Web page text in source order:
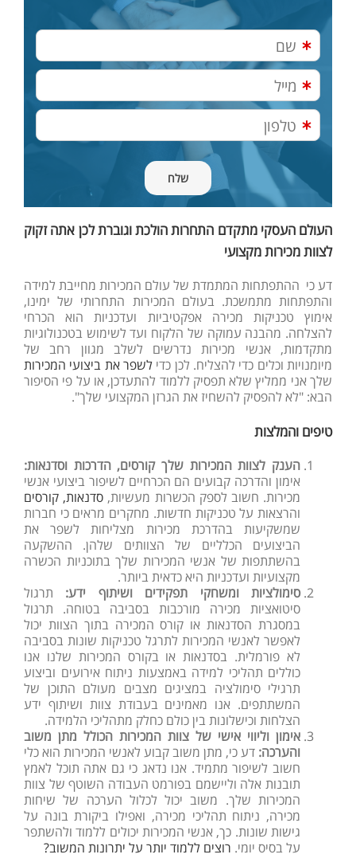
העולם העסקי מתקדם התחרות הולכת וגוברת לכן אתה זקוק
לצוות מכירות מקצועי
דע כי ההתפתחות המתמדת של עולם המכירות מחייבת למידה
והתפתחות מתמשכת. בעולם המכירות התחרותי של ימינו,
אימוץ טכניקות מכירה אפקטיביות ועדכניות הוא הכרחי
להצלחה. מהבנה עמוקה של הלקוח ועד לשימוש בטכנולוגיות
מתקדמות, אנשי מכירות נדרשים לשלב מגוון רחב של
מיומנויות וכלים כדי להצליח. לכן כדי לשפר את ביצועי המכירות
שלך אני ממליץ שלא תפסיק ללמוד להתעדכן, או על פי הסיפור
הבא: "לא להפסיק להשחיז את הגרזן המקצועי שלך".
טיפים והמלצות
הענק לצוות המכירות שלך קורסים, הדרכות וסדנאות:
אימון והדרכה קבועים הם הכרחיים לשיפור ביצועי אנשי
מכירות. חשוב לספק הכשרות מעשיות, סדנאות, קורסים
והרצאות על טכניקות חדשות. מחקרים מראים כי חברות
שמשקיעות בהדרכת מכירות מצליחות לשפר את
הביצועים הכלליים של הצוותים שלהן. ההשקעה
בהשתתפות של אנשי המכירות שלך בתוכניות הכשרה
מקצועיות ועדכניות היא כדאית ביותר.
סימולציות
ומשחקי תפקידים ושיתוף ידע: תרגול
סיטואציות מכירה מורכבות בסביבה בטוחה. תרגול
במסגרת הסדנאות או קורס המכירה בתוך הצוות יכול
לאפשר לאנשי המכירות לתרגל טכניקות שונות בסביבה
לא פורמלית. בסדנאות או בקורס המכירות שלנו אנו
כוללים תהליכי למידה באמצעות ניתוח אירועים וביצוע
תרגילי סימולציה במציגים מצבים מעולם התוכן של
המשתתפים. אנו מאמינים בעבודת צוות ושיתוף ידע
הצלחות וכישלונות בין כולם כחלק מתהליכי הלמידה.
אימון וליווי אישי של צוות המכירות הכולל מתן משוב
והערכה: דע כי, מתן משובקבוע לאנשי המכירות הואכלי
חשוב לשיפור מתמיד. אנו נדאג כי גם אתה תוכל לאמץ
תובנות אלה וליישמם בפורמט העבודה השוטף של צוות
המכירות שלך. משוב יכול לכלול הערכה של שיחות
מכירה, ניתוח תהליכי מכירה, ואפילו ביקורת בונה על
גישות שונות. כך, אנשי המכירות יכולים ללמוד ולהשתפר
עלבסיס יומי. רוצים ללמוד יותר על יתרונות המשוב?